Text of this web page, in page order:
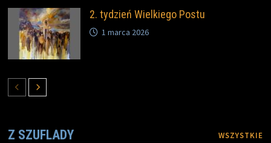
2. tydzień Wielkiego Postu
1 marca 2026
Z SZUFLADY WSZYSTKIE